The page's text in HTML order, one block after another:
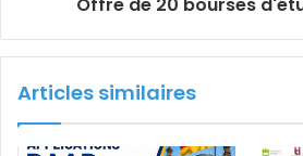
Articles similaires